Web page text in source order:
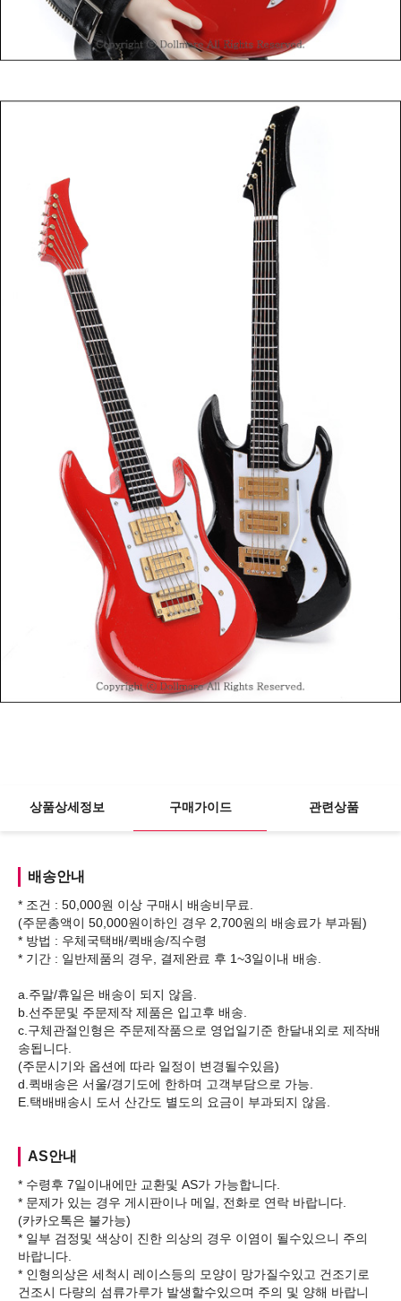
상품상세정보 구매가이드 관련상품
배송안내
* 조건 : 50,000원 이상 구매시 배송비무료.
(주문총액이 50,000원이하인 경우 2,700원의 배송료가 부과됨)
* 방법 : 우체국택배/퀵배송/직수령
* 기간 : 일반제품의 경우, 결제완료 후 1~3일이내 배송.
a.주말/휴일은 배송이 되지 않음.
b.선주문및 주문제작 제품은 입고후 배송.
c.구체관절인형은 주문제작품으로 영업일기준 한달내외로 제작배
송됩니다.
(주문시기와 옵션에 따라 일정이 변경될수있음)
d.퀵배송은 서울/경기도에 한하며 고객부담으로 가능.
AS안내
* 수령후 7일이내에만 교환및 AS가 가능합니다.
* 문제가 있는 경우 게시판이나 메일, 전화로 연락 바랍니다.
(카카오톡은 불가능)
* 일부 검정및 색상이 진한 의상의 경우 이염이 될수있으니 주의
바랍니다.
* 인형의상은 세척시 레이스등의 모양이 망가질수있고 건조기로
건조시 다량의 섬류가루가 발생할수있으며 주의 및 양해 바랍니